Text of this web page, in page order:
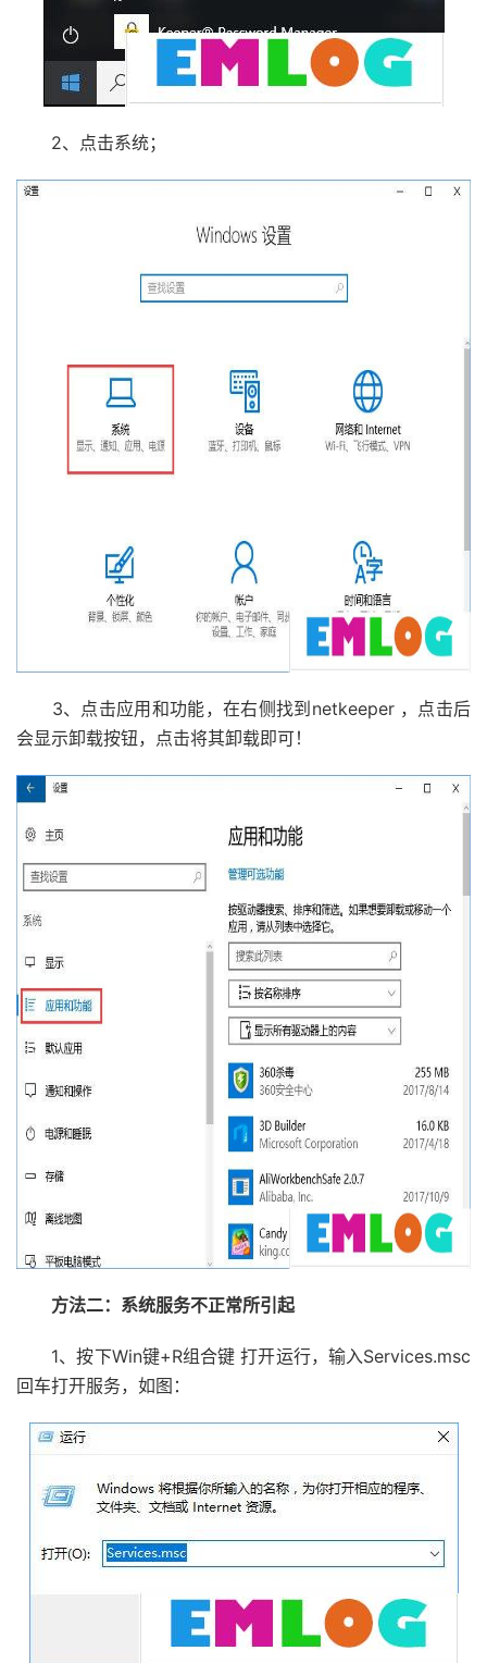
2、点击系统；
3、点击应用和功能，在右侧找到netkeeper ，点击后
会显示卸载按钮，点击将其卸载即可！
方法二：系统服务不正常所引起
1、按下Win键+R组合键 打开运行，输入Services.msc
回车打开服务，如图：